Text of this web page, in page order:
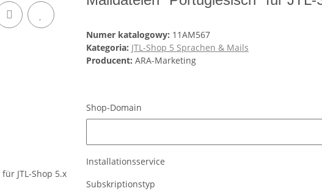
Numer katalogowy: 11AM567
Kategoria: JTL-Shop 5 Sprachen & Mails
Producent: ARA-Marketing
Shop-Domain
Installationsservice
Subskriptionstyp